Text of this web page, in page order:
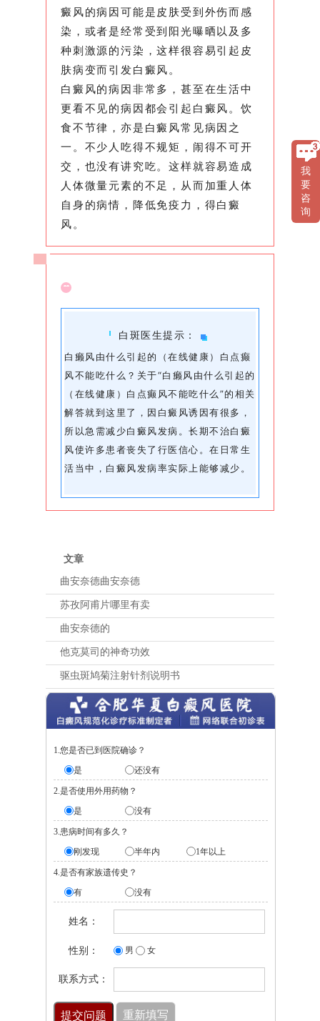
癜风的病因可能是皮肤受到外伤而感
染，或者是经常受到阳光曝晒以及多
种刺激源的污染，这样很容易引起皮
肤病变而引发白癜风。
白癜风的病因非常多，甚至在生活中
更看不见的病因都会引起白癜风。饮
食不节律，亦是白癜风常见病因之
一。不少人吃得不规矩，闹得不可开
交，也没有讲究吃。这样就容易造成
人体微量元素的不足，从而加重人体
自身的病情，降低免疫力，得白癜
风。
白斑医生提示：
白癞风由什么引起的（在线健康）白点癫
风不能吃什么？关于“白癞风由什么引起的
（在线健康）白点癫风不能吃什么”的相关
解答就到这里了，因白癜风诱因有很多，
所以急需减少白癜风发病。长期不治白癜
风使许多患者丧失了行医信心。在日常生
活当中，白癜风发病率实际上能够减少。
文章
曲安奈德曲安奈德
苏孜阿甫片哪里有卖
曲安奈德的
他克莫司的神奇功效
驱虫斑鸠菊注射针剂说明书
1.您是否已到医院确诊？
是
还没有
2.是否使用外用药物？
是
没有
3.患病时间有多久？
刚发现
半年内 1年以上
4.是否有家族遗传史？
有
没有
姓名：
性别： 男 女
联系方式：
我
要
咨
询